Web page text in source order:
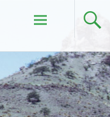
Skip to
content